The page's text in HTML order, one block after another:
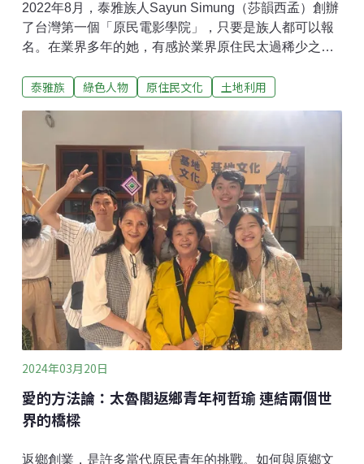
2022年8月，泰雅族人Sayun Simung（莎韻西孟）創辦
了台灣第一個「原民電影學院」，只要是族人都可以報
名。在業界多年的她，有感於業界原住民太過稀少之
灣電影產業中資歷豐富的講師們，一起和學員上山，直
的專業技能學習與應用，更強調與土地和自我的連結。
兩屆下來，累積了許多作品，也讓更多族人勇敢跨出第
一步。她說，希望能在專業課程的引導下，發揮族人自
己說故事的能力。從小在環山部落長大的Sayun
Simung，在青春期便對記者一職充滿了嚮往。 畢業
後，曾在電視台及原民NGO組織等地方工作過，而在某
次的紀錄片專題製作過程中，引燃了對紀錄片的熱情，
從2013年起，便開始持續拍攝紀錄片。 原民需用自己
的方式，掌握自己的詮釋權她說，其實創辦原民電影學
院的想法，在心裡已蘊釀了六、七年。長期從事電影工
作的她
泰雅族 綠色人物 原住民文化 土地利用
2024年03月20日
愛的方法論：太魯閣返鄉青年柯哲瑜 連結兩個世
界的橋樑
返鄉創業，是許多當代原民青年的挑戰。如何與原鄉文